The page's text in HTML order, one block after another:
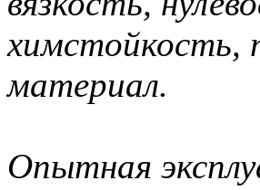
химстойкость,
материал.
Опытная